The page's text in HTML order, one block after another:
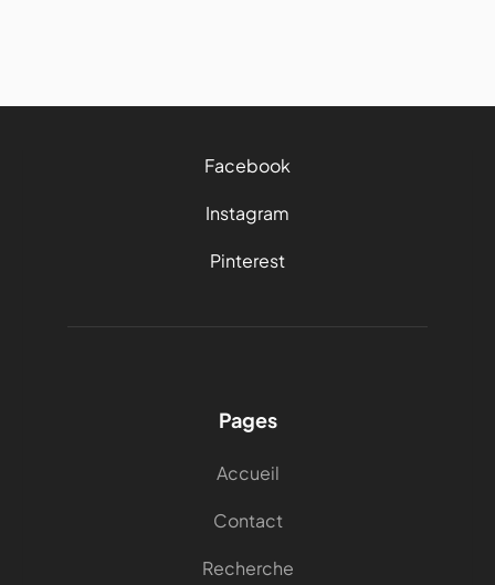
Facebook
Instagram
Pinterest
Pages
Accueil
Contact
Recherche